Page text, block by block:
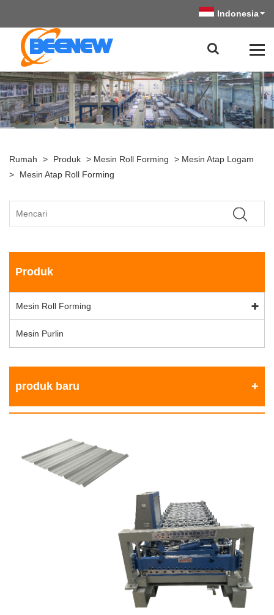
Indonesia
Rumah > Produk > Mesin Roll Forming > Mesin Atap Logam
>
Mesin Atap Roll Forming
Produk
Mesin Roll Forming
Mesin Purlin
produk baru